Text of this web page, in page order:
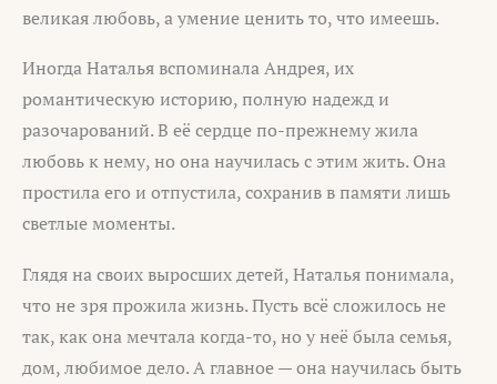
великая любовь, а умение ценить то, что имеешь.
Иногда Наталья вспоминала Андрея, их
романтическую историю, полную надежд и
разочарований. В её сердце по-прежнему жила
любовь к нему, но она научилась с этим жить. Она
простила его и отпустила, сохранив в памяти лишь
светлые моменты.
Глядя на своих выросших детей, Наталья понимала,
что не зря прожила жизнь. Пусть всё сложилось не
так, как она мечтала когда-то, но у неё была семья,
дом, любимое дело. А главное — она научилась быть